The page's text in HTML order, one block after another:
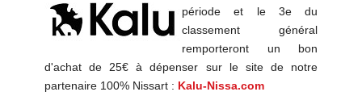
période et le 3e du
classement général
remporteront un bon
d'achat de 25€ à dépenser sur le site de notre
partenaire 100% Nissart : Kalu-Nissa.com